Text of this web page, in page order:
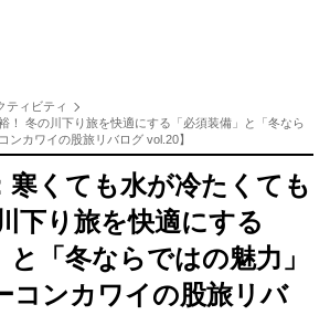
ティビティ
！ 冬の川下り旅を快適にする「必須装備」と「冬なら
ンカワイの股旅リバログ vol.20】
寒くても水が冷たくても
下り旅を快適にする
と「冬ならではの魅力」
コンカワイの股旅リバ